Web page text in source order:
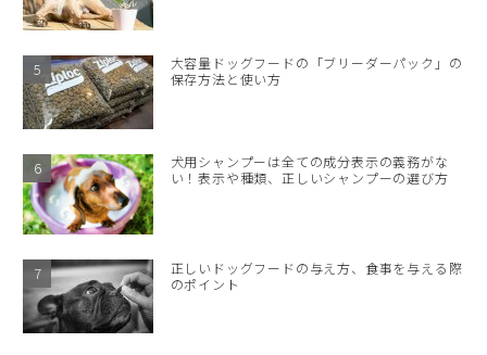
大容量ドッグフードの「ブリーダーパック」の
保存方法と使い方
犬用シャンプーは全ての成分表示の義務がな
い！表示や種類、正しいシャンプーの選び方
正しいドッグフードの与え方、食事を与える際
のポイント